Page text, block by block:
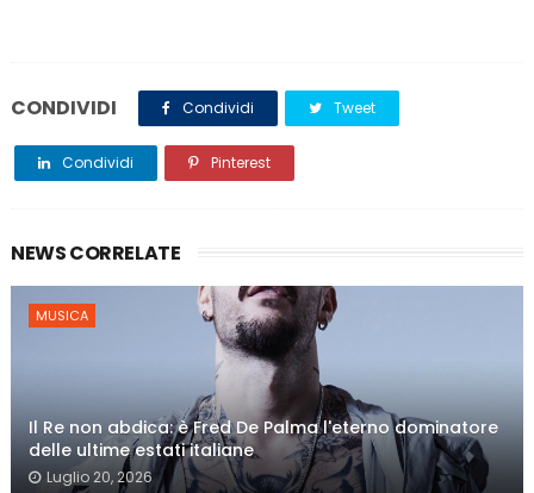
CONDIVIDI Condividi Tweet
Condividi Pinterest
NEWS CORRELATE
MUSICA
Il Re non abdica: è Fred De Palma l'eterno dominatore
delle ultime estati italiane
Luglio 20, 2026